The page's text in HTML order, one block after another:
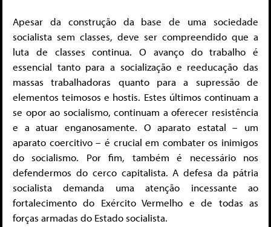
Apesar da construção da base de uma sociedade
socialista sem classes, deve ser compreendido que a
luta de classes continua. O avanço do trabalho é
essencial tanto para a socialização e reeducação das
massas trabalhadoras quanto para a supressão de
elementos teimosos e hostis. Estes últimos continuam a
se opor ao socialismo, continuam a oferecer resistência
e a atuar enganosamente. O aparato estatal – um
aparato coercitivo – é crucial em combater os inimigos
do socialismo. Por fim, também é necessário nos
defendermos do cerco capitalista. A defesa da pátria
socialista demanda uma atenção incessante ao
fortalecimento do Exército Vermelho e de todas as
forças armadas do Estado socialista.